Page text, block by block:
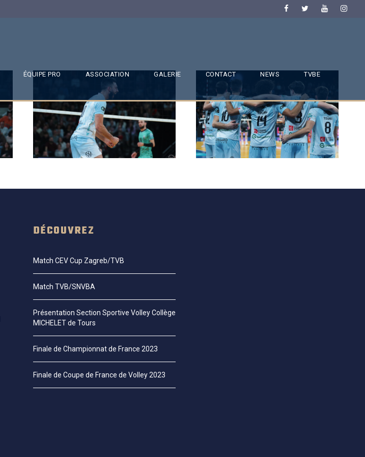
ÉQUIPE PRO ASSOCIATION GALERIE CONTACT NEWS TVBE
SAISON 24/25-10 SAISON 24/25-9
DÉCOUVREZ
Match CEV Cup Zagreb/TVB
Match TVB/SNVBA
Présentation Section Sportive Volley Collège
MICHELET de Tours
Finale de Championnat de France 2023
Finale de Coupe de France de Volley 2023